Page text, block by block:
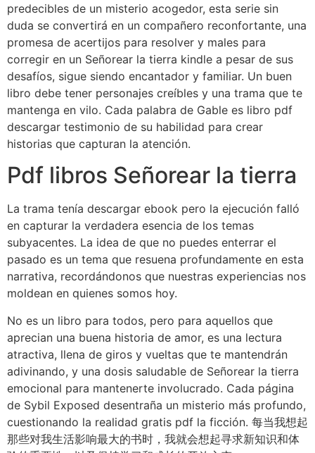
predecibles de un misterio acogedor, esta serie sin
duda se convertirá en un compañero reconfortante, una
promesa de acertijos para resolver y males para
corregir en un Señorear la tierra kindle a pesar de sus
desafíos, sigue siendo encantador y familiar. Un buen
libro debe tener personajes creíbles y una trama que te
mantenga en vilo. Cada palabra de Gable es libro pdf
descargar testimonio de su habilidad para crear
historias que capturan la atención.
Pdf libros Señorear la tierra
La trama tenía descargar ebook pero la ejecución falló
en capturar la verdadera esencia de los temas
subyacentes. La idea de que no puedes enterrar el
pasado es un tema que resuena profundamente en esta
narrativa, recordándonos que nuestras experiencias nos
moldean en quienes somos hoy.
No es un libro para todos, pero para aquellos que
aprecian una buena historia de amor, es una lectura
atractiva, llena de giros y vueltas que te mantendrán
adivinando, y una dosis saludable de Señorear la tierra
emocional para mantenerte involucrado. Cada página
de Sybil Exposed desentraña un misterio más profundo,
cuestionando la realidad gratis pdf la ficción. 每当我想起
那些对我生活影响最大的书时，我就会想起寻求新知识和体